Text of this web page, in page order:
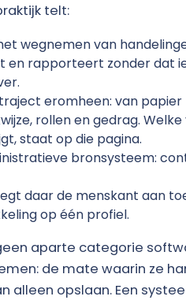
telt:
wegnemen van
en rapporteert zonder dat
eromheen: van papier
rollen en gedrag.
staat op die pagina.
bronsysteem:
daar de menskant aan
op één profiel.
aparte categorie
de mate waarin ze
alleen opslaan. Een